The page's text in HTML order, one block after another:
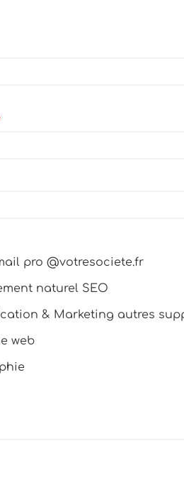
pro @votresociete.fr
naturel SEO
& Marketing autres
web